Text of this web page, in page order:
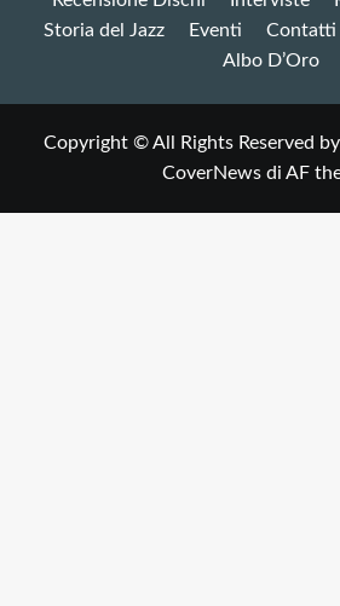
Storia del Jazz
Eventi Contatti
Albo D’Oro
Copyright © All Rights Reserved
CoverNewsdi AF